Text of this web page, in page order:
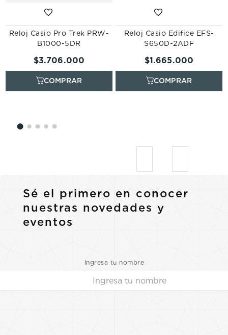
Reloj Casio Pro Trek PRW-
B1000-5DR
$3.706.000
Reloj Casio Edifice EFS-
S650D-2ADF
$1.665.000
Sé el primero en conocer
nuestras novedades y
eventos
Ingresa tu nombre